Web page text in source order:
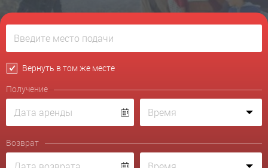
Вернуть в том же месте
Получение
Возврат